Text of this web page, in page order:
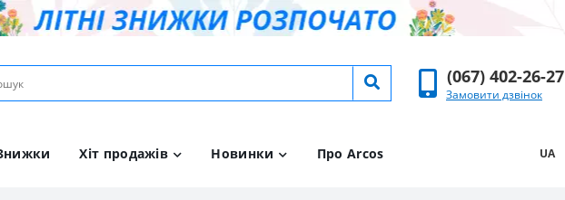
(067) 402-26-27
Замовити дзвінок
Хіт продажів Новинки Про Arcos UA